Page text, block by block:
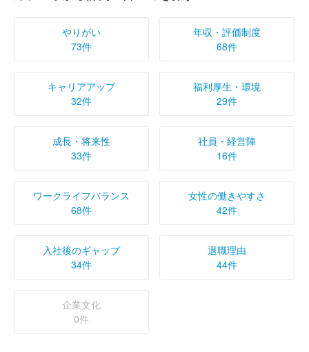
やりがい
73件
年収・評価制度
68件
キャリアアップ
32件
福利厚生・環境
29件
成長・将来性
33件
社員・経営陣
16件
ワークライフバランス
68件
女性の働きやすさ
42件
入社後のギャップ
34件
退職理由
44件
企業文化
0件